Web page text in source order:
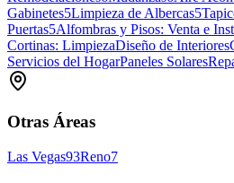
Gabinetes5Limpieza de Albercas5
Puertas5Alfombras y Pisos: Venta e
Cortinas: LimpiezaDiseño de Interiores
Servicios del HogarPaneles Solares
Otras Áreas
Las Vegas93Reno7